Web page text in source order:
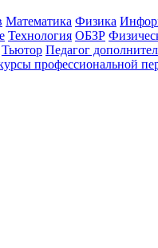
Математика Физика
Технология ОБЗР
Тьютор Педагог
профессиональной